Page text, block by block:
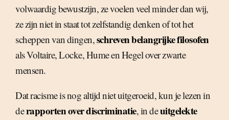
volwaardig bewustzijn, ze voelen veel minder dan wij,
ze zijn niet in staat tot zelfstandig denken of tot het
scheppen van dingen,schreven belangrijke filosofen
als Voltaire, Locke, Hume en Hegel over zwarte
mensen.
Dat racisme is nog altijd niet uitgeroeid, kun je lezen in
derapporten over discriminatie, in deuitgelekte